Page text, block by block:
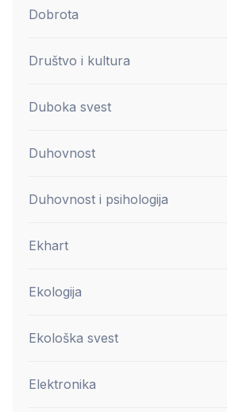
Dobrota
Društvo i kultura
Duboka svest
Duhovnost
Duhovnost i psihologija
Ekhart
Ekologija
Ekološka svest
Elektronika